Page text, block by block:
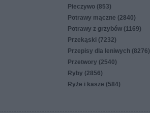
Pieczywo (853)
Potrawy mączne (2840)
Potrawy z grzybów (1169)
Przekąski (7232)
Przepisy dla leniwych (8276)
Przetwory (2540)
Ryby (2856)
Ryże i kasze (584)